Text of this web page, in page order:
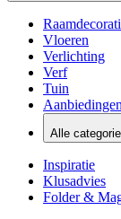
Vloeren
Verlichting
Verf
Tuin
Aanbiedingen
Alle
Inspiratie
Klusadvies
Folder &